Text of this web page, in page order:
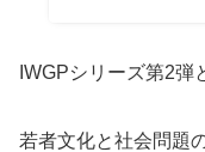
IWGPシリーズ第2弾
若者文化と社会問題